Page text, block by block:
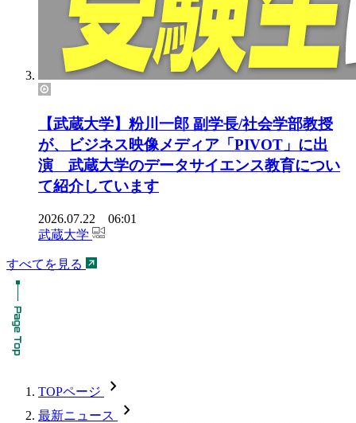
【武蔵大学】粉川一郎 副学長/社会学部教授
が、ビジネス映像メディア「PIVOT」に出
演 武蔵大学のデータサイエンス教育につい
て紹介しています
2026.07.22 06:01
武蔵大学
すべてを見る
TOPページ chevron_forward
最新ニュース chevron_forward